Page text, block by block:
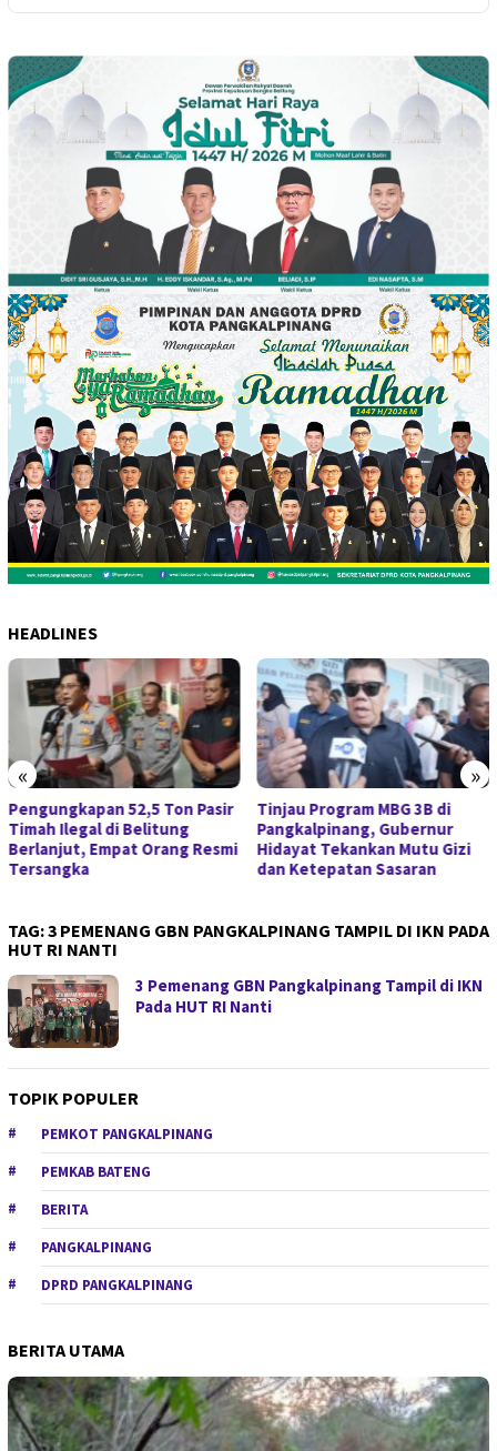
HEADLINES
« »
Pengungkapan 52,5 Ton Pasir
Timah Ilegal di Belitung
Berlanjut, Empat Orang Resmi
Tersangka
Tinjau Program MBG 3B di
Pangkalpinang, Gubernur
Hidayat Tekankan Mutu Gizi
dan Ketepatan Sasaran
TAG:3 PEMENANG GBN PANGKALPINANG TAMPIL DI IKN PADA
HUT RI NANTI
3 Pemenang GBN Pangkalpinang Tampil di IKN
Pada HUT RI Nanti
TOPIK POPULER
PEMKOT PANGKALPINANG
PEMKAB BATENG
BERITA
PANGKALPINANG
DPRD PANGKALPINANG
BERITA UTAMA